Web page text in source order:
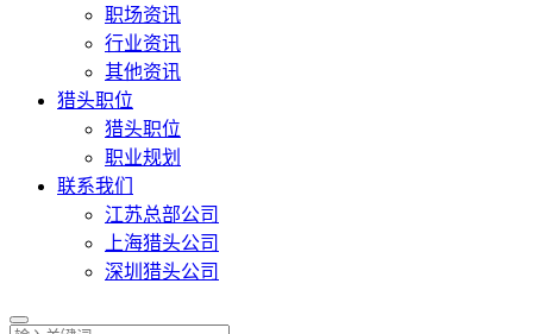
职场资讯
行业资讯
其他资讯
猎头职位
猎头职位
职业规划
联系我们
江苏总部公司
上海猎头公司
深圳猎头公司